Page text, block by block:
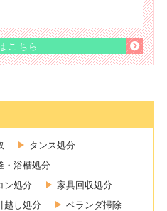
こちら
タンス処分
・浴槽処分
ン処分
家具回収処分
越し処分
ベランダ掃除